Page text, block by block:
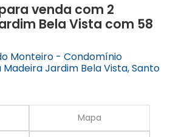
venda com 2
Bela Vista com 58
Monteiro - Condomínio
Madeira Jardim Bela Vista, Santo
Mapa